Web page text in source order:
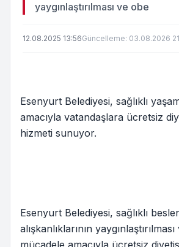
yaygınlaştırılması ve obe
12.08.2025 13:56Güncelleme: 03.08.2026
Esenyurt Belediyesi, sağlıklı
amacıyla vatandaşlara ücretsiz
hizmeti sunuyor.
Esenyurt Belediyesi, sağlıklı
alışkanlıklarının
mücadele amacıyla ücretsiz